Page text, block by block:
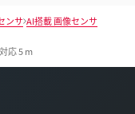
ンサ AI搭載 画像センサ
応 5 m